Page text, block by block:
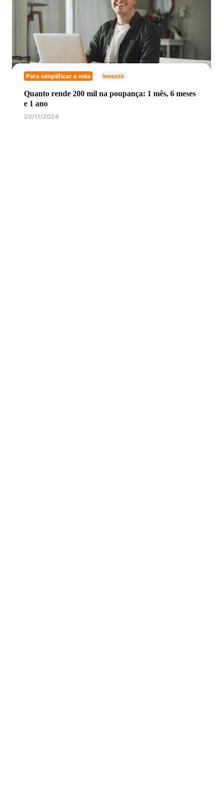
Para simplificar a vida Investir
Quanto rende 200 mil na poupança: 1 mês, 6 meses
e 1 ano
20/11/2024